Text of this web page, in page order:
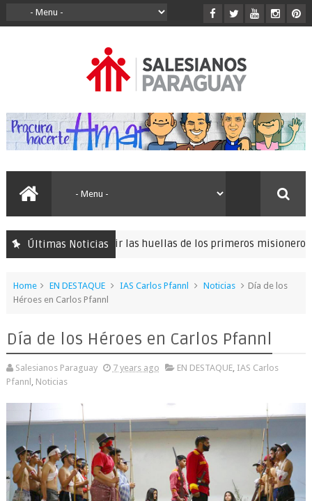
Últimas Noticias
para seguir las huellas de los primeros misioneros
Home EN DESTAQUE IAS Carlos Pfannl Noticias
Día de los
Héroes en Carlos Pfannl
Día de los Héroes en Carlos Pfannl
Salesianos Paraguay 7 years ago EN DESTAQUE, IAS Carlos
Pfannl
Noticias